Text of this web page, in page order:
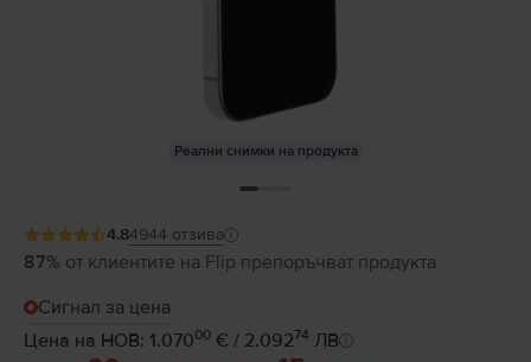
Реални снимки на продукта
4.84944 отзива
87% от клиентите на Flip препоръчват продукта
Сигнал за цена
Цена на НОВ: 1.07000 € / 2.09274 ЛВ